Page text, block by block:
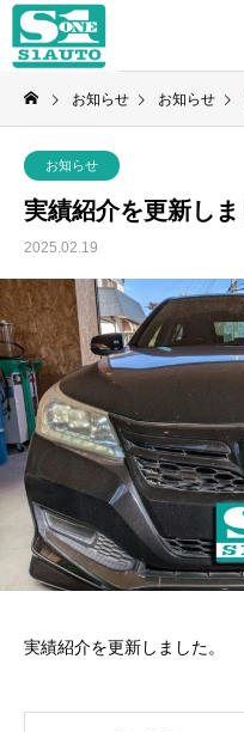
お知らせ お知らせ
お知らせ
実績紹介を更新しま
2025.02.19
実績紹介を更新しました。